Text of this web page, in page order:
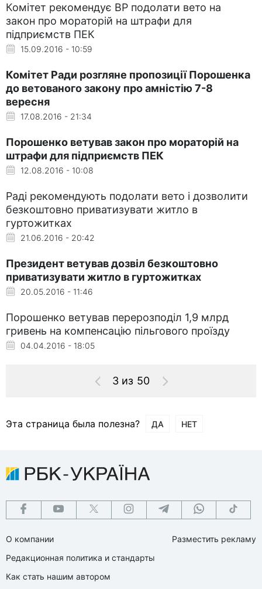
Комітет рекомендує ВР подолати вето на
закон про мораторій на штрафи для
підприємств ПЕК
15.09.2016 - 10:59
Комітет Ради розгляне пропозиції Порошенка
до ветованого закону про амністію 7-8
вересня
17.08.2016 - 21:34
Порошенко ветував закон про мораторій на
штрафи для підприємств ПЕК
12.08.2016 - 10:08
Раді рекомендують подолати вето і дозволити
безкоштовно приватизувати житло в
гуртожитках
21.06.2016 - 20:42
Президент ветував дозвіл безкоштовно
приватизувати житло в гуртожитках
20.05.2016 - 11:46
Порошенко ветував перерозподіл 1,9 млрд
гривень на компенсацію пільгового проїзду
04.04.2016 - 18:05
3 из 50
Эта страница была полезна? ДА НЕТ
О компании
Редакционная политика и стандарты
Как стать нашим автором
Разместить рекламу